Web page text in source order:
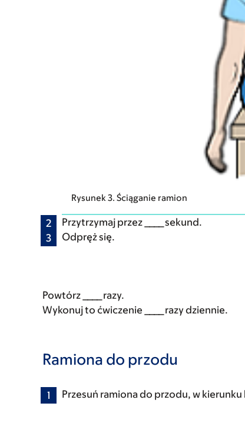
Rysunek 3. Ściąganie ramion
Przytrzymaj przez ____ sekund.
Odpręż się.
Powtórz ____ razy.
Wykonuj to ćwiczenie ____ razy dziennie.
Ramiona do przodu
Przesuń ramiona do przodu, w